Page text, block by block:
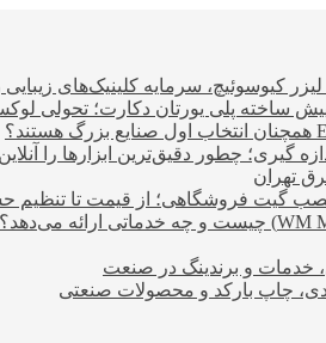
کیوسوئیچ، سرمایه کلینیک‌های زیبایی
پیش ساخته پلی یورتان دکارت؛ تحولی
گیری؛ چطور دقیق‌ترین ابزارها را
تهران
نصب گیت فروشگاهی؛ از قیمت تا
خدمات و برندینگ در صنعت
چاپ بارکد و محصولات صنعتی